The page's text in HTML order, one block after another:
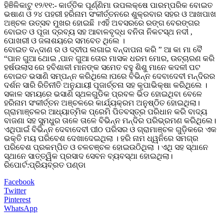
ହିଞିଳିକାଟୁ ୧୨/୧୧:- କାର୍ତ୍ତିକ ପୂର୍ଣ୍ଣିମା ଉପଲକ୍ଷେ ପାରମ୍ପରିକ ବୋଇତ
ଭଷାଣ ଓ ୨୪ ପହରୀ ହରିନାମ ସଂକୀର୍ତ୍ତନରେ ଶୁକ୍ରବାର ସହର ଓ ଆଖପାଖ
ଅଞ୍ଚଳ ଉତ୍ସବ ମୁଖର ହୋଇଛି ।ଏହି ଅବସରରେ ରଙ୍ଗ ବେରଙ୍ଗର
ବୋଇତ ଓ ପୂଜା ଦ୍ରବ୍ୟ ସହ ଆବାଳବୃଦ୍ଧ ବନିତା ନିକଟସ୍ଥ ନଦୀ ,
ପୋଖରୀ ଓ ଜଳାଶୟରେ ସମବେତ ଥିଲେ ।
ବୋଇତ ବନ୍ଦାଣ ର ଓ ଦ୍ବୀପ ଲଗାଇ ବନ୍ଦାପନା କରି ” ଆ କା ମା ବୈ
“ପାନ ଗୁଆ ଥୋଇ ,ପାନ ଗୁଆ ତୋର ମାସକ ଧରମ ମୋର, ଉଚ୍ଚାରଣ କରି
ହର୍ଷଉଲାସ ରେ ହବିଶାଳୀ ମାନଙ୍କ ସମେତ ବହୁ ଶିଶୁ ମାନେ କଦଳୀ ପଟ
ବୋଇତ ଭସାଣି ସମ୍ପନ୍ନ କରିଥିଲେ।ପରେ ବିଭିନ୍ନ ଦେବାଦେବୀ ମନ୍ଦିରର
ଦର୍ଶନ ସାରି ରିତିନୀତି ଅନୁଯାୟୀ ପୂଜାର୍ଚ୍ଚନା ସହ କୃପାଭିକ୍ଷା କରିଥିଲେ ।
ସକାଳ ସମୟରେ ଭସାଣି ସ୍ଥଳଗୁଡିକ ପ୍ରବଳ ଭିଡ ହୋଇଥିବା ବେଳେ
ହରିନାମ ସଂକୀର୍ତ୍ତନ ଅଞ୍ଚଳରେ କାର୍ଯ୍ୟକ୍ରମ ଅନୁଷ୍ଠିତ ହୋଇଥିଲା।
ଗ୍ରାମାଞ୍ଚଳର ଆଧ୍ୟାତ୍ମିକ ପ୍ରେମି ପିତବସ୍ତ୍ର ପରିଧାନ କରି ବାଦ୍ୟ
ବାଜଣା ସହ ସୁମଧୁର ତାଳେ ତାଳେ ବିଭିନ୍ନ ମନ୍ଦିର ପରିଭ୍ରମଣ କରିଥିଲେ।
ଏଥିପାଇଁ ବିଭିନ୍ନ ଦେବାଦେବୀ ପୀଠ ପରିସର ଓ ଗ୍ରାମାଞ୍ଚଳ ଗୁଡ଼ିକରେ ଏକ
ଭକ୍ତି ମୟ ପରିବେଶ ଦେଖାଦେଇଥିଲା । ହରି ନାମ ଧ୍ୱନିରେ ସମଗ୍ର
ପରିବେଶ ପ୍ରକମ୍ପିତ ଓ ଚଳଚଞ୍ଚଳ ହୋଇଉଠିଥିଲା । ଏଥି ସହ ସ୍ଥାନେ
ସ୍ଥାନେ ସାତ୍ତ୍ୱିକ ପ୍ରସାଦ ସେବନ ବ୍ୟବସ୍ଥା ହୋଇଥିଲା।
ରିପୋର୍ଟ:ପ୍ରିୟବ୍ରତ ପଣ୍ଡା
Facebook
Twitter
Pinterest
WhatsApp